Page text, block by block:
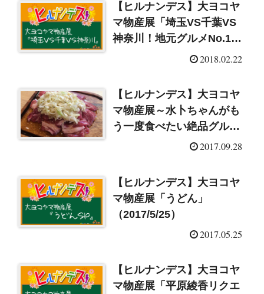
【ヒルナンデス】大ヨコヤ
マ物産展「埼玉VS千葉VS
神奈川！地元グルメNo.1決
定戦」（2018/2/22）2018.02.22
【ヒルナンデス】大ヨコヤ
マ物産展～水卜ちゃんがも
う一度食べたい絶品グルメ
SP（2017/9/28） 2017.09.28
【ヒルナンデス】大ヨコヤ
マ物産展「うどん」
（2017/5/25）
2017.05.25
【ヒルナンデス】大ヨコヤ
マ物産展「平原綾香リクエ